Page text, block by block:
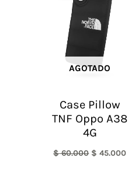
AGOTADO
Case Pillow
TNF Oppo A38
4G
$60.000
$ 60.000.
$ 45.000